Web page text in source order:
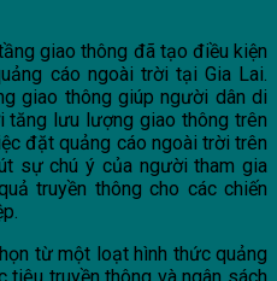
giao thông đã tạo điều kiện
cáo ngoài trời tại Gia Lai.
giao thông giúp người dân di
tăng lưu lượng giao thông trên
đặt quảng cáo ngoài trời trên
sự chú ý của người tham gia
truyền thông cho các chiến
từ một loạt hình thức quảng